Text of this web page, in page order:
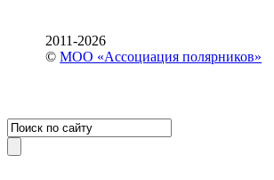
2011-2026
©МОО «Ассоциация полярников»